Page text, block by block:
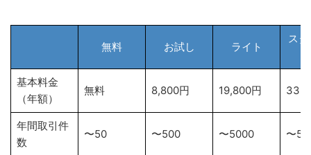
無料 お試し ライト
ス
基本料金
（年額）
無料 8,800円 19,800円
年間取引件
数
〜50 〜500 〜5000 〜